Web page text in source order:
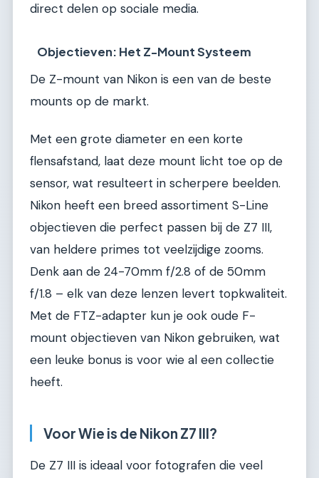
direct delen op sociale media.
Objectieven: Het Z-Mount Systeem
De Z-mount van Nikon is een van de beste
mounts op de markt.
Met een grote diameter en een korte
flensafstand, laat deze mount licht toe op de
sensor, wat resulteert in scherpere beelden.
Nikon heeft een breed assortiment S-Line
objectieven die perfect passen bij de Z7 III,
van heldere primes tot veelzijdige zooms.
Denk aan de 24-70mm f/2.8 of de 50mm
f/1.8 – elk van deze lenzen levert topkwaliteit.
Met de FTZ-adapter kun je ook oude F-
mount objectieven van Nikon gebruiken, wat
een leuke bonus is voor wie al een collectie
heeft.
Voor Wie is de Nikon Z7 III?
De Z7 III is ideaal voor fotografen die veel